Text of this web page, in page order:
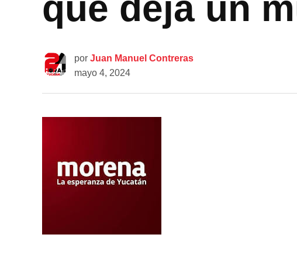
por Juan Manuel Contreras
mayo 4, 2024